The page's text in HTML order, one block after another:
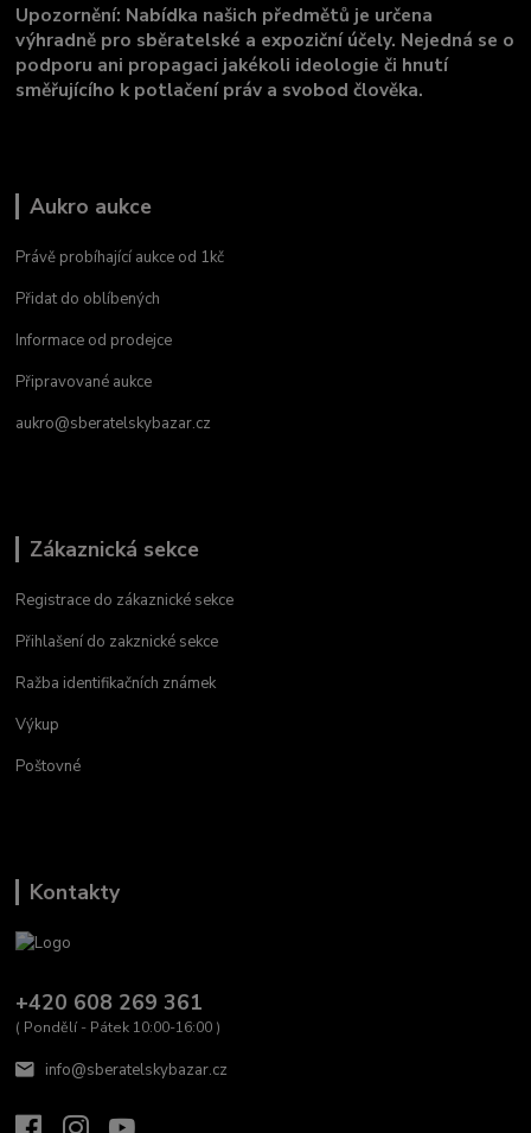
Upozornění: Nabídka našich předmětů je určena
výhradně pro sběratelské a expoziční účely. Nejedná se o
podporu ani propagaci jakékoli ideologie či hnutí
směřujícího k potlačení práv a svobod člověka.
Aukro aukce
Právě probíhající aukce od 1kč
Přidat do oblíbených
Informace od prodejce
Připravované aukce
aukro@sberatelskybazar.cz
Zákaznická sekce
Registrace do zákaznické sekce
Přihlašení do zakznické sekce
Ražba identifikačních známek
Výkup
Poštovné
Kontakty
+420 608 269 361
( Pondělí - Pátek 10:00-16:00 )
info@sberatelskybazar.cz